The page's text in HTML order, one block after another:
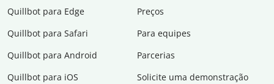
Quillbot para Edge
Quillbot para Safari
Quillbot para Android
Quillbot para iOS
Preços
Para equipes
Parcerias
Solicite uma demonstração